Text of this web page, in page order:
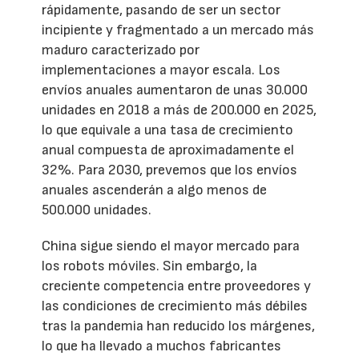
rápidamente, pasando de ser un sector
incipiente y fragmentado a un mercado más
maduro caracterizado por
implementaciones a mayor escala. Los
envíos anuales aumentaron de unas 30.000
unidades en 2018 a más de 200.000 en 2025,
lo que equivale a una tasa de crecimiento
anual compuesta de aproximadamente el
32%. Para 2030, prevemos que los envíos
anuales ascenderán a algo menos de
500.000 unidades.
China sigue siendo el mayor mercado para
los robots móviles. Sin embargo, la
creciente competencia entre proveedores y
las condiciones de crecimiento más débiles
tras la pandemia han reducido los márgenes,
lo que ha llevado a muchos fabricantes